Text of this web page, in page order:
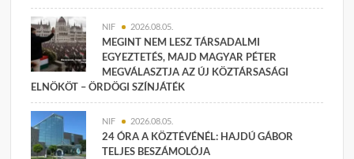
NIF 2026.08.05.
MEGINT NEM LESZ TÁRSADALMI
EGYEZTETÉS, MAJD MAGYAR PÉTER
MEGVÁLASZTJA AZ ÚJ KÖZTÁRSASÁGI
ELNÖKÖT – ÖRDÖGI SZÍNJÁTÉK
NIF 2026.08.05.
24 ÓRA A KÖZTÉVÉNÉL: HAJDÚ GÁBOR
TELJES BESZÁMOLÓJA